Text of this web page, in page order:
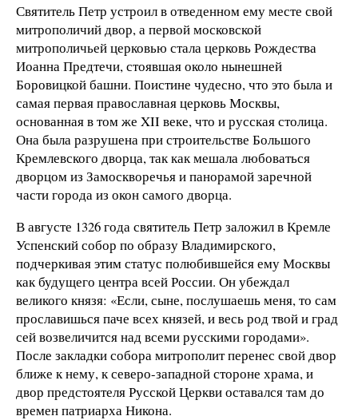
Святитель Петр устроил в отведенном ему месте свой
митрополичий двор, а первой московской
митрополичьей церковью стала церковь Рождества
Иоанна Предтечи, стоявшая около нынешней
Боровицкой башни. Поистине чудесно, что это была и
самая первая православная церковь Москвы,
основанная в том же XII веке, что и русская столица.
Она была разрушена при строительстве Большого
Кремлевского дворца, так как мешала любоваться
дворцом из Замоскворечья и панорамой заречной
части города из окон самого дворца.
В августе 1326 года святитель Петр заложил в Кремле
Успенский собор по образу Владимирского,
подчеркивая этим статус полюбившейся ему Москвы
как будущего центра всей России. Он убеждал
великого князя: «Если, сыне, послушаешь меня, то сам
прославишься паче всех князей, и весь род твой и град
сей возвеличится над всеми русскими городами».
После закладки собора митрополит перенес свой двор
ближе к нему, к северо-западной стороне храма, и
двор предстоятеля Русской Церкви оставался там до
времен патриарха Никона.